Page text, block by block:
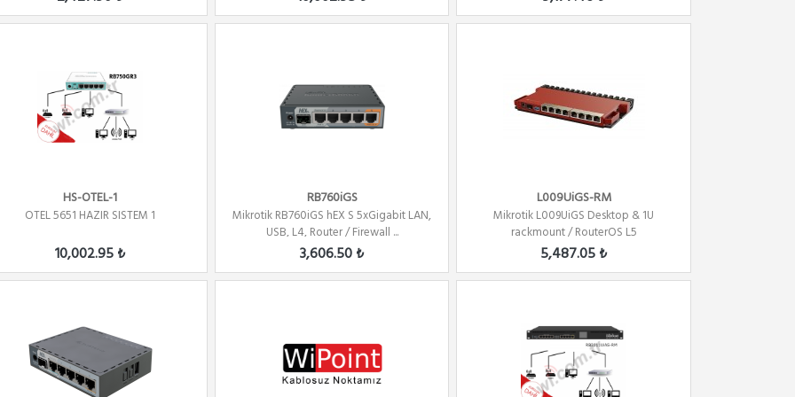
HS-OTEL-1
OTEL 5651 HAZIR SISTEM 1
10,002.95 ₺
RB760iGS
Mikrotik RB760iGS hEX S 5xGigabit LAN,
USB, L4, Router / Firewall ...
3,606.50 ₺
L009UiGS-RM
Mikrotik L009UiGS Desktop & 1U
rackmount / RouterOS L5
5,487.05 ₺